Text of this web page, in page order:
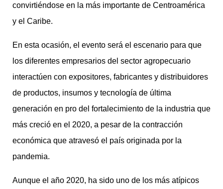
convirtiéndose en la más importante de Centroamérica
y el Caribe.
En esta ocasión, el evento será el escenario para que
los diferentes empresarios del sector agropecuario
interactúen con expositores, fabricantes y distribuidores
de productos, insumos y tecnología de última
generación en pro del fortalecimiento de la industria que
más creció en el 2020, a pesar de la contracción
económica que atravesó el país originada por la
pandemia.
Aunque el año 2020, ha sido uno de los más atípicos